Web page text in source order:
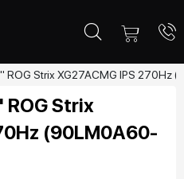
ROG Strix XG27ACMG IPS 270Hz
Strix
(90LM0A60-